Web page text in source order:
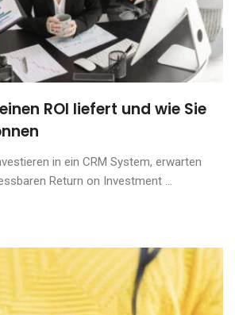
ROI liefert und wie Sie
in ein CRM System, erwarten
Return on Investment ...